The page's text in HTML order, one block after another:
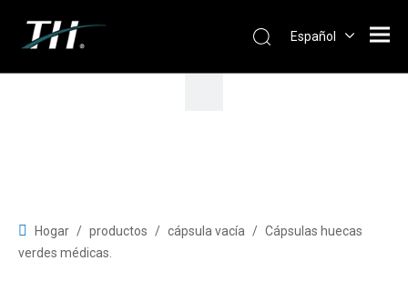
Español
Hogar / productos / cápsula vacía / Cápsulas huecas
verdes médicas.